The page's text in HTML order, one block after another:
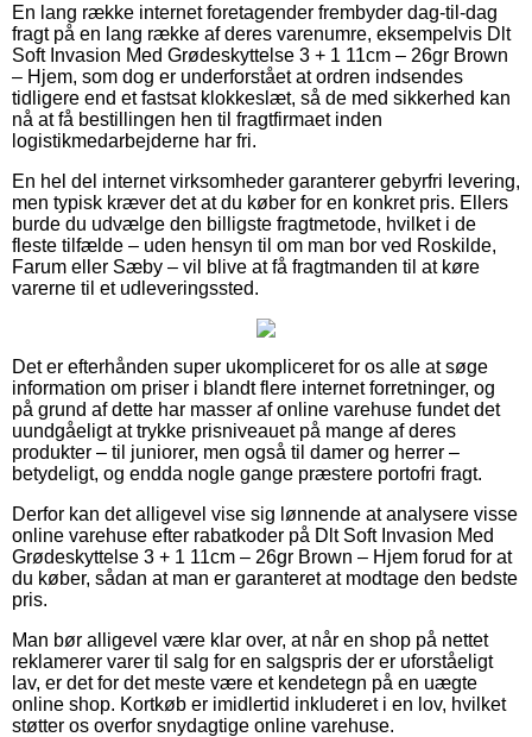
En lang række internet foretagender frembyder dag-til-dag
fragt på en lang række af deres varenumre, eksempelvis Dlt
Soft Invasion Med Grødeskyttelse 3 + 1 11cm – 26gr Brown
– Hjem, som dog er underforstået at ordren indsendes
tidligere end et fastsat klokkeslæt, så de med sikkerhed kan
nå at få bestillingen hen til fragtfirmaet inden
logistikmedarbejderne har fri.
En hel del internet virksomheder garanterer gebyrfri levering,
men typisk kræver det at du køber for en konkret pris. Ellers
burde du udvælge den billigste fragtmetode, hvilket i de
fleste tilfælde – uden hensyn til om man bor ved Roskilde,
Farum eller Sæby – vil blive at få fragtmanden til at køre
varerne til et udleveringssted.
Det er efterhånden super ukompliceret for os alle at søge
information om priser i blandt flere internet forretninger, og
på grund af dette har masser af online varehuse fundet det
uundgåeligt at trykke prisniveauet på mange af deres
produkter – til juniorer, men også til damer og herrer –
betydeligt, og endda nogle gange præstere portofri fragt.
Derfor kan det alligevel vise sig lønnende at analysere visse
online varehuse efter rabatkoder på Dlt Soft Invasion Med
Grødeskyttelse 3 + 1 11cm – 26gr Brown – Hjem forud for at
du køber, sådan at man er garanteret at modtage den bedste
pris.
Man bør alligevel være klar over, at når en shop på nettet
reklamerer varer til salg for en salgspris der er uforståeligt
lav, er det for det meste være et kendetegn på en uægte
online shop. Kortkøb er imidlertid inkluderet i en lov, hvilket
støtter os overfor snydagtige online varehuse.